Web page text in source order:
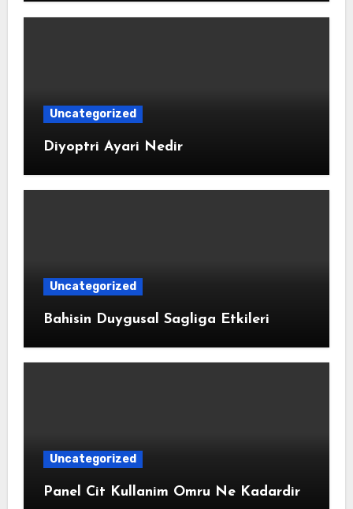
Uncategorized
Diyoptri Ayari Nedir
Uncategorized
Bahisin Duygusal Sagliga Etkileri
Uncategorized
Panel Cit Kullanim Omru Ne Kadardir